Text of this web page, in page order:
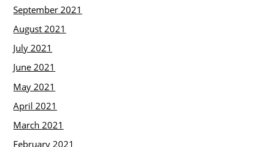
September 2021
August 2021
July 2021
June 2021
May 2021
April 2021
March 2021
February 2021